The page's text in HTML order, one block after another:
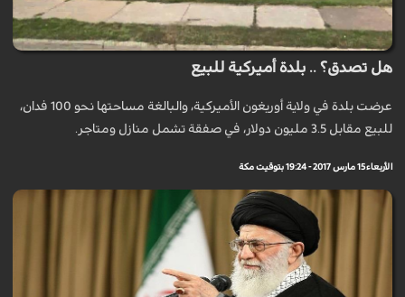
هل تصدق؟ .. بلدة أميركية للبيع
عرضت بلدة في ولاية أوريغون الأميركية، والبالغة مساحتها نحو 100 فدان،
للبيع مقابل 3.5 مليون دولار، في صفقة تشمل منازل ومتاجر.
الأربعاء 15 مارس 2017 - 19:24 بتوقيت مكة